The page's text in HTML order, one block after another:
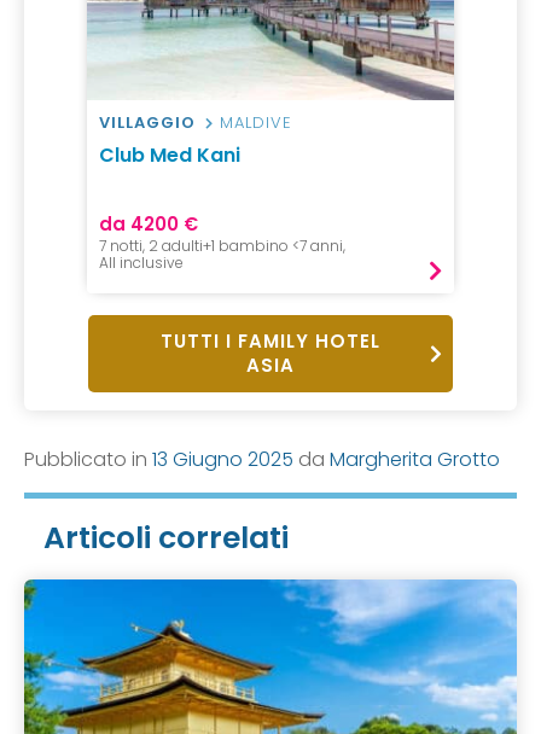
VILLAGGIO MALDIVE
Club Med Kani
da 4200 €
7 notti, 2 adulti+1 bambino <7 anni,
All inclusive
TUTTI I FAMILY HOTEL
ASIA
Pubblicato in 13 Giugno 2025 da Margherita Grotto
Articoli correlati